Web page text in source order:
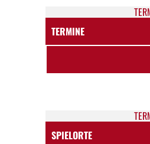
TERMINE
SPIELORTE